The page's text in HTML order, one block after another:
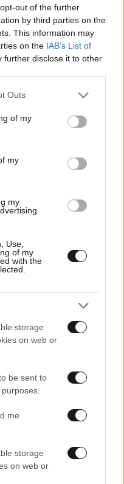
out of the further
by third parties on the
This information may
on the IAB’s List of
further disclose it to other
one or more Google
You may click to
its third-party tags to
in below Google
Outs
of my
my
my
Use,
of my
with the
storage
on web or
be sent to
me
storage
on web or
στην Ευρώπη
με αυτονομία 541